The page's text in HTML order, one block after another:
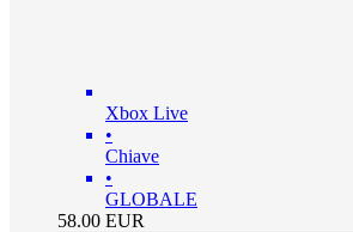
Xbox Live
•
Chiave
•
GLOBALE
58.00 EUR